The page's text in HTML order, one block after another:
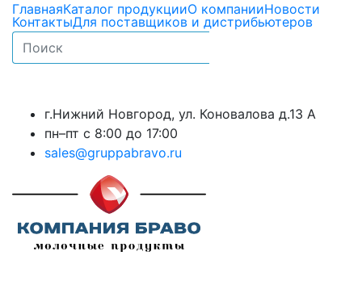
ГлавнаяКаталог продукцииО компанииНовости
КонтактыДля поставщиков и дистрибьютеров
г.Нижний Новгород, ул. Коновалова д.13 А
пн–пт с 8:00 до 17:00
sales@gruppabravo.ru